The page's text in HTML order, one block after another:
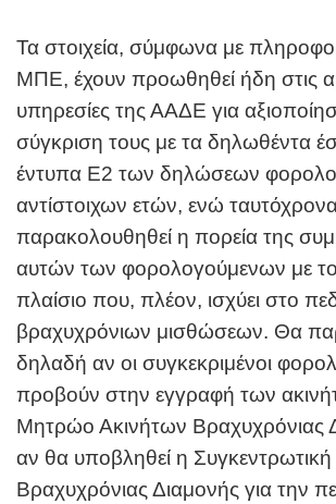
Τα στοιχεία, σύμφωνα με
ΜΠΕ, έχουν προωθηθεί ήδη στις
υπηρεσίες της ΑΑΔΕ για
σύγκριση τους με τα δηλωθέντα
έντυπα Ε2 των δηλώσεων
αντίστοιχων ετών, ενώ
παρακολουθηθεί η πορεία της
αυτών των φορολογούμενων με το
πλαίσιο που, πλέον, ισχύει στο
βραχυχρόνιων μισθώσεων. Θα
δηλαδή αν οι συγκεκριμένοι
προβούν στην εγγραφή των
Μητρώο Ακινήτων Βραχυχρόνιας
αν θα υποβληθεί η
Βραχυχρόνιας Διαμονής για την